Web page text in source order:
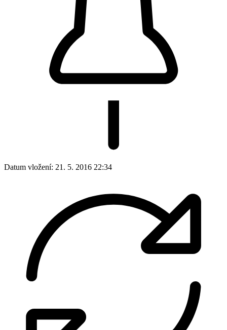
Datum vložení: 21. 5. 2016 22:34